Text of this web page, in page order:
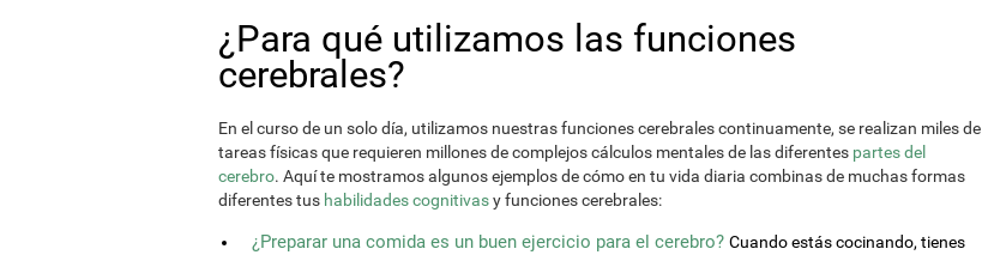
¿Para qué utilizamos las funciones
cerebrales?
En el curso de un solo día, utilizamos nuestras funciones cerebrales continuamente, se realizan miles de
tareas físicas que requieren millones de complejos cálculos mentales de las diferentes partes del
cerebro. Aquí te mostramos algunos ejemplos de cómo en tu vida diaria combinas de muchas formas
diferentes tus habilidades cognitivasy funciones cerebrales:
¿Preparar una comida es un buen ejercicio para el cerebro? Cuando estás cocinando, tienes